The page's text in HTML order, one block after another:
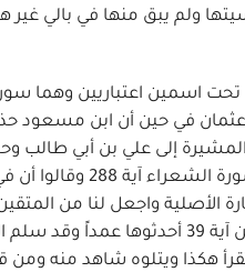
ولم يبق منها في بالي غير
اسمين اعتباريين وهما
عثمان في حين أن ابن مسعود
إلى علي بن أبي طالب
أمة وفي سورة الفرقان آية 74 أبدلت العبارة
إماماً وذكروا تغييرات أخرى في سورة يوسف آية
تقرأ هكذا ويتلوه شاهد منه